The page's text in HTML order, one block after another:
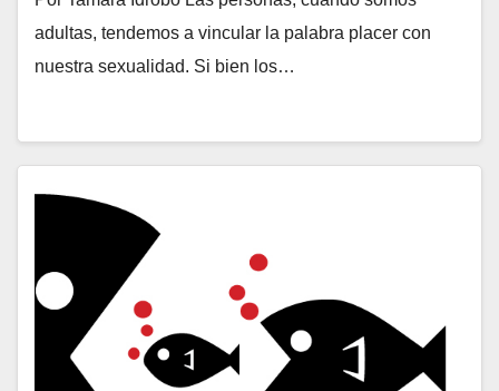
adultas, tendemos a vincular la palabra placer con
nuestra sexualidad. Si bien los…